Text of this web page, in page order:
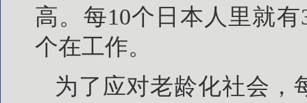
高。每10个日本人里就
个在工作。
为了应对老龄化社会，